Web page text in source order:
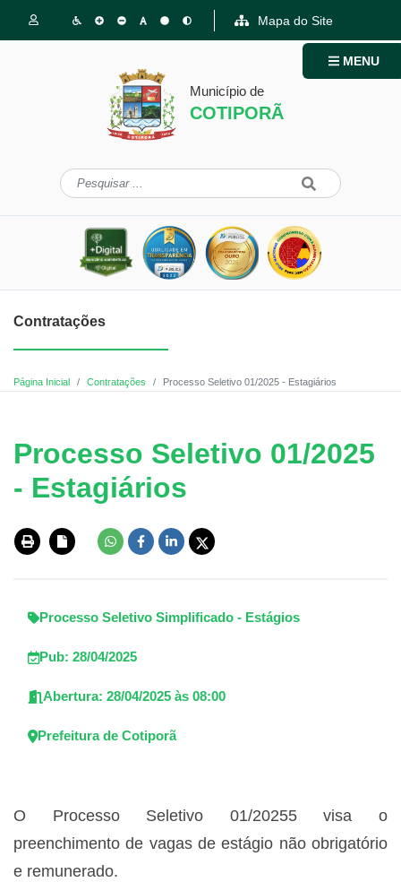
Mapa do Site
Município de
COTIPORÃ
MENU
Contratações
Página Inicial Contratações Processo Seletivo 01/2025 - Estagiários
Processo Seletivo 01/2025
- Estagiários
Processo Seletivo Simplificado - Estágios
Pub: 28/04/2025
Abertura: 28/04/2025 às 08:00
Prefeitura de Cotiporã
O Processo Seletivo 01/20255 visa o
preenchimento de vagas de estágio não obrigatório
e remunerado.